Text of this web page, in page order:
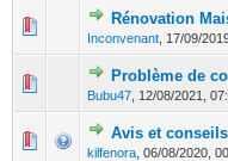
Rénovation
Inconvenant 17/09/
0 Votes - 0
Problème de
Bubu47 12/08/2021,
0 Votes - 0
Avis et
kilfenora 06/08/2020,
2 Votes